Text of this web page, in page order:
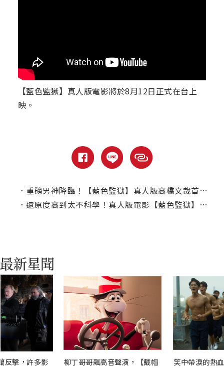
【藍色監獄】真人版電影將於8月12日正式在台上
映。
． 重磅男神降臨！【藍色監獄】真人版高橋文哉首度來台宣傳
． 還原度高到太不科學！真人版電影【藍色監獄】網羅高顏值卡司陣容
反擊，許多影
柳丁哥哥飆高音聲演，【戴帽
笑中帶淚的熱